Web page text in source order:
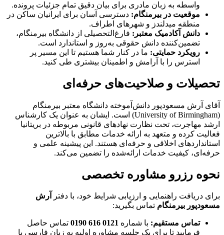
واسطه به زبان مادری برای بیان دقیق تمام جزئیات پرونده.
موقعیت در بیرمنگام:دسترسی آسان برای ایرانیان ساکن در
منطقه میدلندز و شهرهای اطراف.
دانش آکادمیک معتبر: فارغ‌التحصیلی از دانشگاه بیرمنگام،
تضمین‌کننده دانش حقوقی به‌روز و استاندارد است.
رویکرد حمایتی:ما در کنار شما هستیم تا این مسیر پر
استرس را با آرامش و اطمینان بیشتری طی کنید.
تحصیلات و صلاحیت‌های حرفه‌ای
آقای آرش مسعودپور دانش‌آموخته دانشگاه معتبر بیرمنگام
(University of Birmingham) است. ایشان به عنوان یک کارشناس
ارشد مهاجرت، تحت نظارت نهادهای قانونی مربوطه در بریتانیا
فعالیت کرده و متعهد به ارائه خدمات مطابق با بالاترین
استانداردهای اخلاقی و حرفه‌ای هستند. این پیشینه علمی و
حرفه‌ای، کیفیت خدمات ارائه‌شده را تضمین می‌کند.
نحوه رزرو مشاوره تخصصی
برای دریافت راهنمایی و ارزیابی شرایط خود، با دفتر آرش
مسعودپور بیرمنگامتماس بگیرید:
تماس مستقیم:با شماره0121 616 0190
تماس حاصل
فرمایید تا برای یک جلسه مشاوره اولیه به زبان فارسی یا